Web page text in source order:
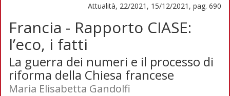
Attualità, 22/2021, 15/12/2021, pag. 690
Francia - Rapporto CIASE:
l’eco, i fatti
La guerra dei numeri e il processo di
riforma della Chiesa francese
Maria Elisabetta Gandolfi